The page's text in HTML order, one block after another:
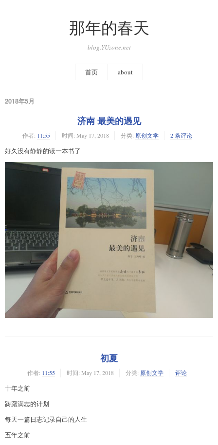
那年的春天
blog.YUzone.net
首页 about
2018年5月
济南 最美的遇见
作者: 11:55 时间: May 17, 2018 分类: 原创文学 2 条评论
好久没有静静的读一本书了
初夏
作者: 11:55 时间: May 17, 2018 分类: 原创文学 评论
十年之前
踌躇满志的计划
每天一篇日志记录自己的人生
五年之前